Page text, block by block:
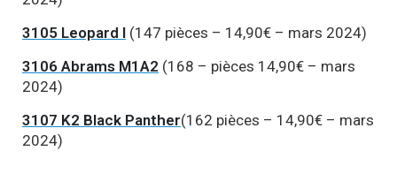
3105 Leopard I (147 pièces – 14,90€ – mars 2024)
3106 Abrams M1A2 (168 – pièces 14,90€ – mars
2024)
3107 K2 Black Panther(162 pièces – 14,90€ – mars
2024)